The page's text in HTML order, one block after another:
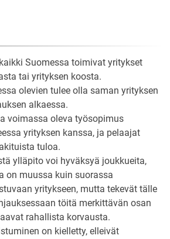
Suomessa toimivat yritykset
tai yrityksen koosta.
olevien tulee olla saman yrityksen
alkaessa.
voimassa oleva työsopimus
yrityksen kanssa, ja pelaajat
tuloa.
ylläpito voi hyväksyä joukkueita,
on muussa kuin suorassa
yritykseen, mutta tekevät tälle
töitä merkittävän osan
rahallista korvausta.
on kielletty, elleivät